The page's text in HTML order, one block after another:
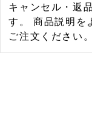
キャンセル・返
す。 商品説明を
ご注文ください。